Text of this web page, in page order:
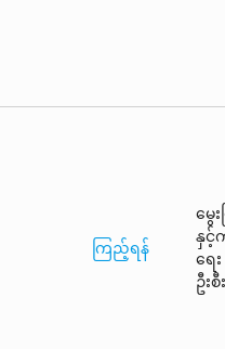
ကြည့်ရန်
မွေး
နှ
ရေး
ဦးစီ